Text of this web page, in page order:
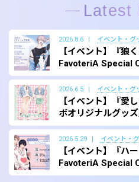
Latest
2026.8.6 イベント・グ
【イベント】『狼
FavoteriA Special
2026.6.5 イベント・グ
【イベント】『愛
ボオリジナルグッ
2026.5.29 イベント・
【イベント】『ハ
FavoteriA Special